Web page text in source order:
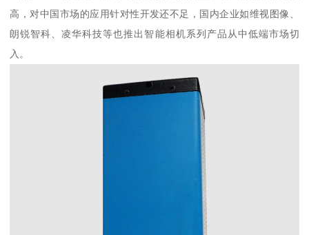
高，对中国市场的应用针对性开发还不足，国内企业如维视图像、
朗锐智科、凌华科技等也推出智能相机系列产品从中低端市场切
入。